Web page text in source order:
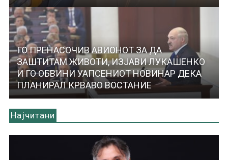
ГО ПРЕНАСОЧИВ АВИОНОТ ЗА ДА
ЗАШТИТАМ ЖИВОТИ, ИЗЈАВИ ЛУКАШЕНКО
И ГО ОБВИНИ УАПСЕНИОТ НОВИНАР ДЕКА
ПЛАНИРАЛ КРВАВО ВОСТАНИЕ
Најчитани